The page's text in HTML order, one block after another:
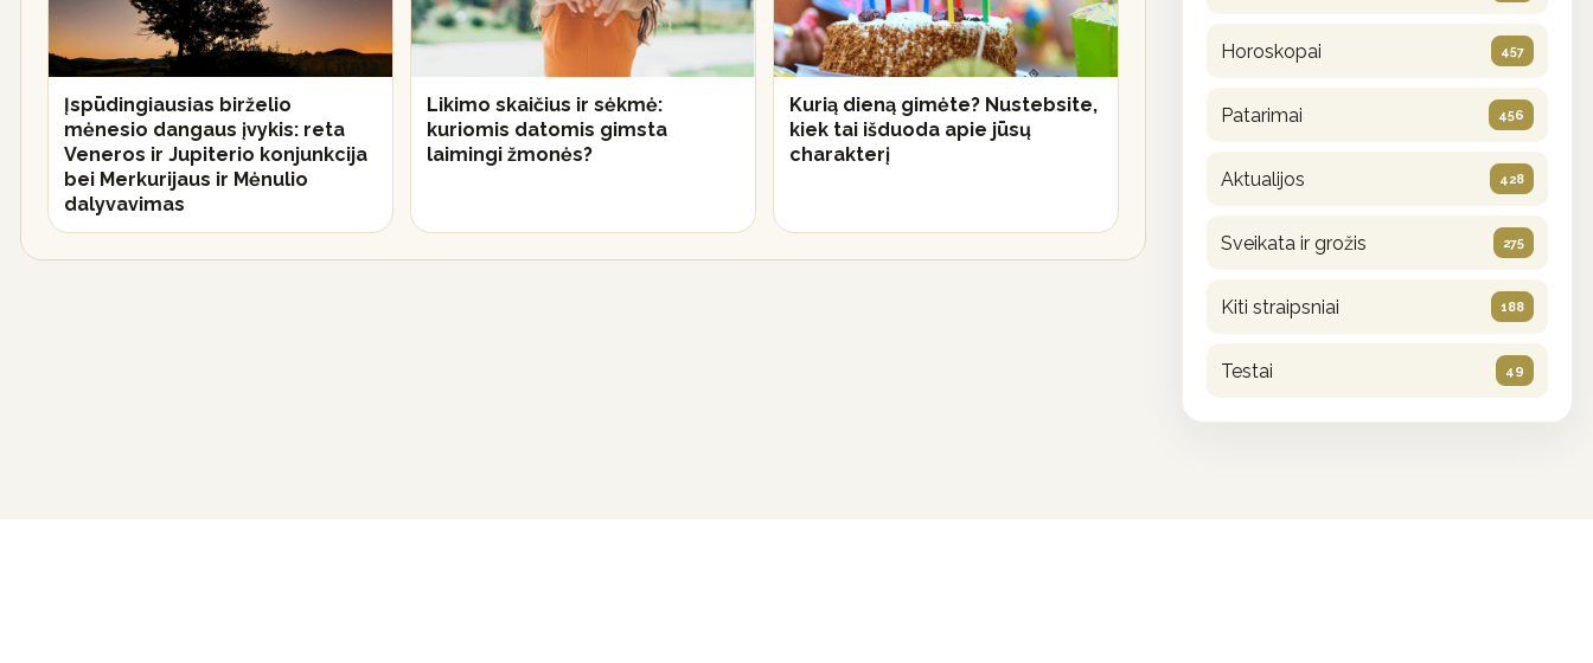
Įspūdingiausias birželio
mėnesio dangaus įvykis: reta
Veneros ir Jupiterio konjunkcija
bei Merkurijaus ir Mėnulio
dalyvavimas
Likimo skaičius ir sėkmė:
kuriomis datomis gimsta
laimingi žmonės?
Kurią dieną gimėte? Nustebsite,
kiek tai išduoda apie jūsų
charakterį
Horoskopai 457
Patarimai 456
Aktualijos 428
Sveikata ir grožis 275
Kiti straipsniai 188
Testai 49